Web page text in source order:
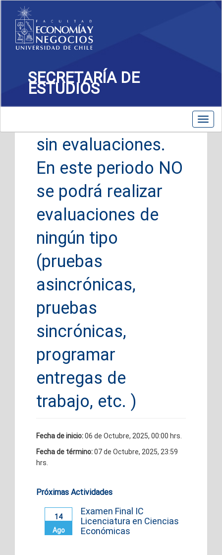
SECRETARÍA DE
ESTUDIOS
sin evaluaciones.
En este periodo NO
se podrá realizar
evaluaciones de
ningún tipo
(pruebas
asincrónicas,
pruebas
sincrónicas,
programar
entregas de
trabajo, etc. )
Fecha de inicio:06 de Octubre, 2025, 00:00 hrs.
Fecha de término:07 de Octubre, 2025, 23:59
hrs.
Próximas Actividades
14
Ago
Examen Final IC
Licenciatura en Ciencias
Económicas